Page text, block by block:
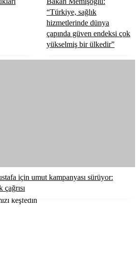
“Türkiye, sağlık
hizmetlerinde dünya
çapında güven endeksi çok
yükselmiş bir ülkedir”
için umut kampanyası sürüyor:
keşfedin